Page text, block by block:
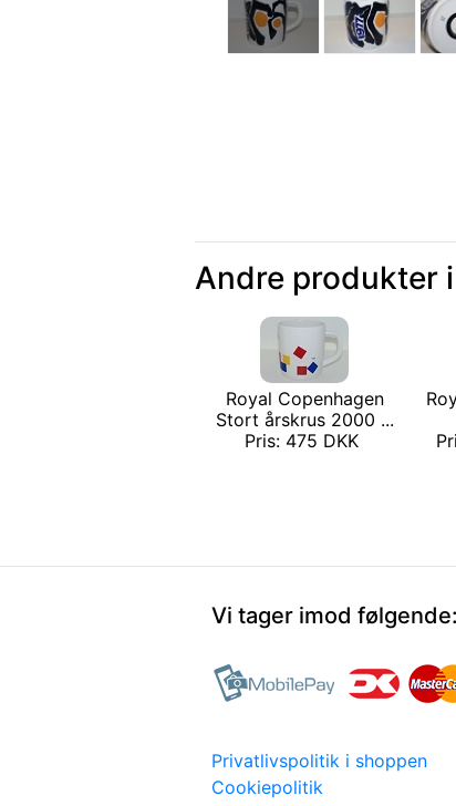
Andre produkter
Royal Copenhagen
Stort årskrus 2000 ...
Pris: 475 DKK
Vi tager imod følgende:
Privatlivspolitik i shoppen
Cookiepolitik